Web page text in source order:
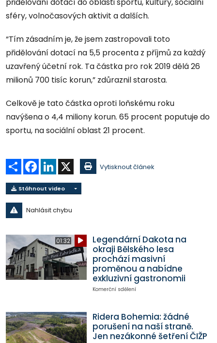
sféry, volnočasových aktivit a dalších.
“Tím zásadním je, že jsem zastropovali toto
přidělování dotací na 5,5 procenta z příjmů za každý
uzavřený účetní rok. Ta částka pro rok 2019 dělá 26
milionů 700 tisíc korun,” zdůraznil starosta.
Celkově je tato částka oproti loňskému roku
navýšena o 4,4 miliony korun. 65 procent poputuje do
sportu, na sociální oblast 21 procent.
Sdílet Facebook
LinkedIn Vytisknout článek
Stáhnout video
Nahlásit chybu
01:32
Legendární Dakota na
okraji Bělského lesa
prochází masivní
proměnou a nabídne
exkluzivní gastronomii
Komerční sdělení
Ridera Bohemia: žádné
porušení na naší straně.
Jen nezákonné šetření ČIŽP